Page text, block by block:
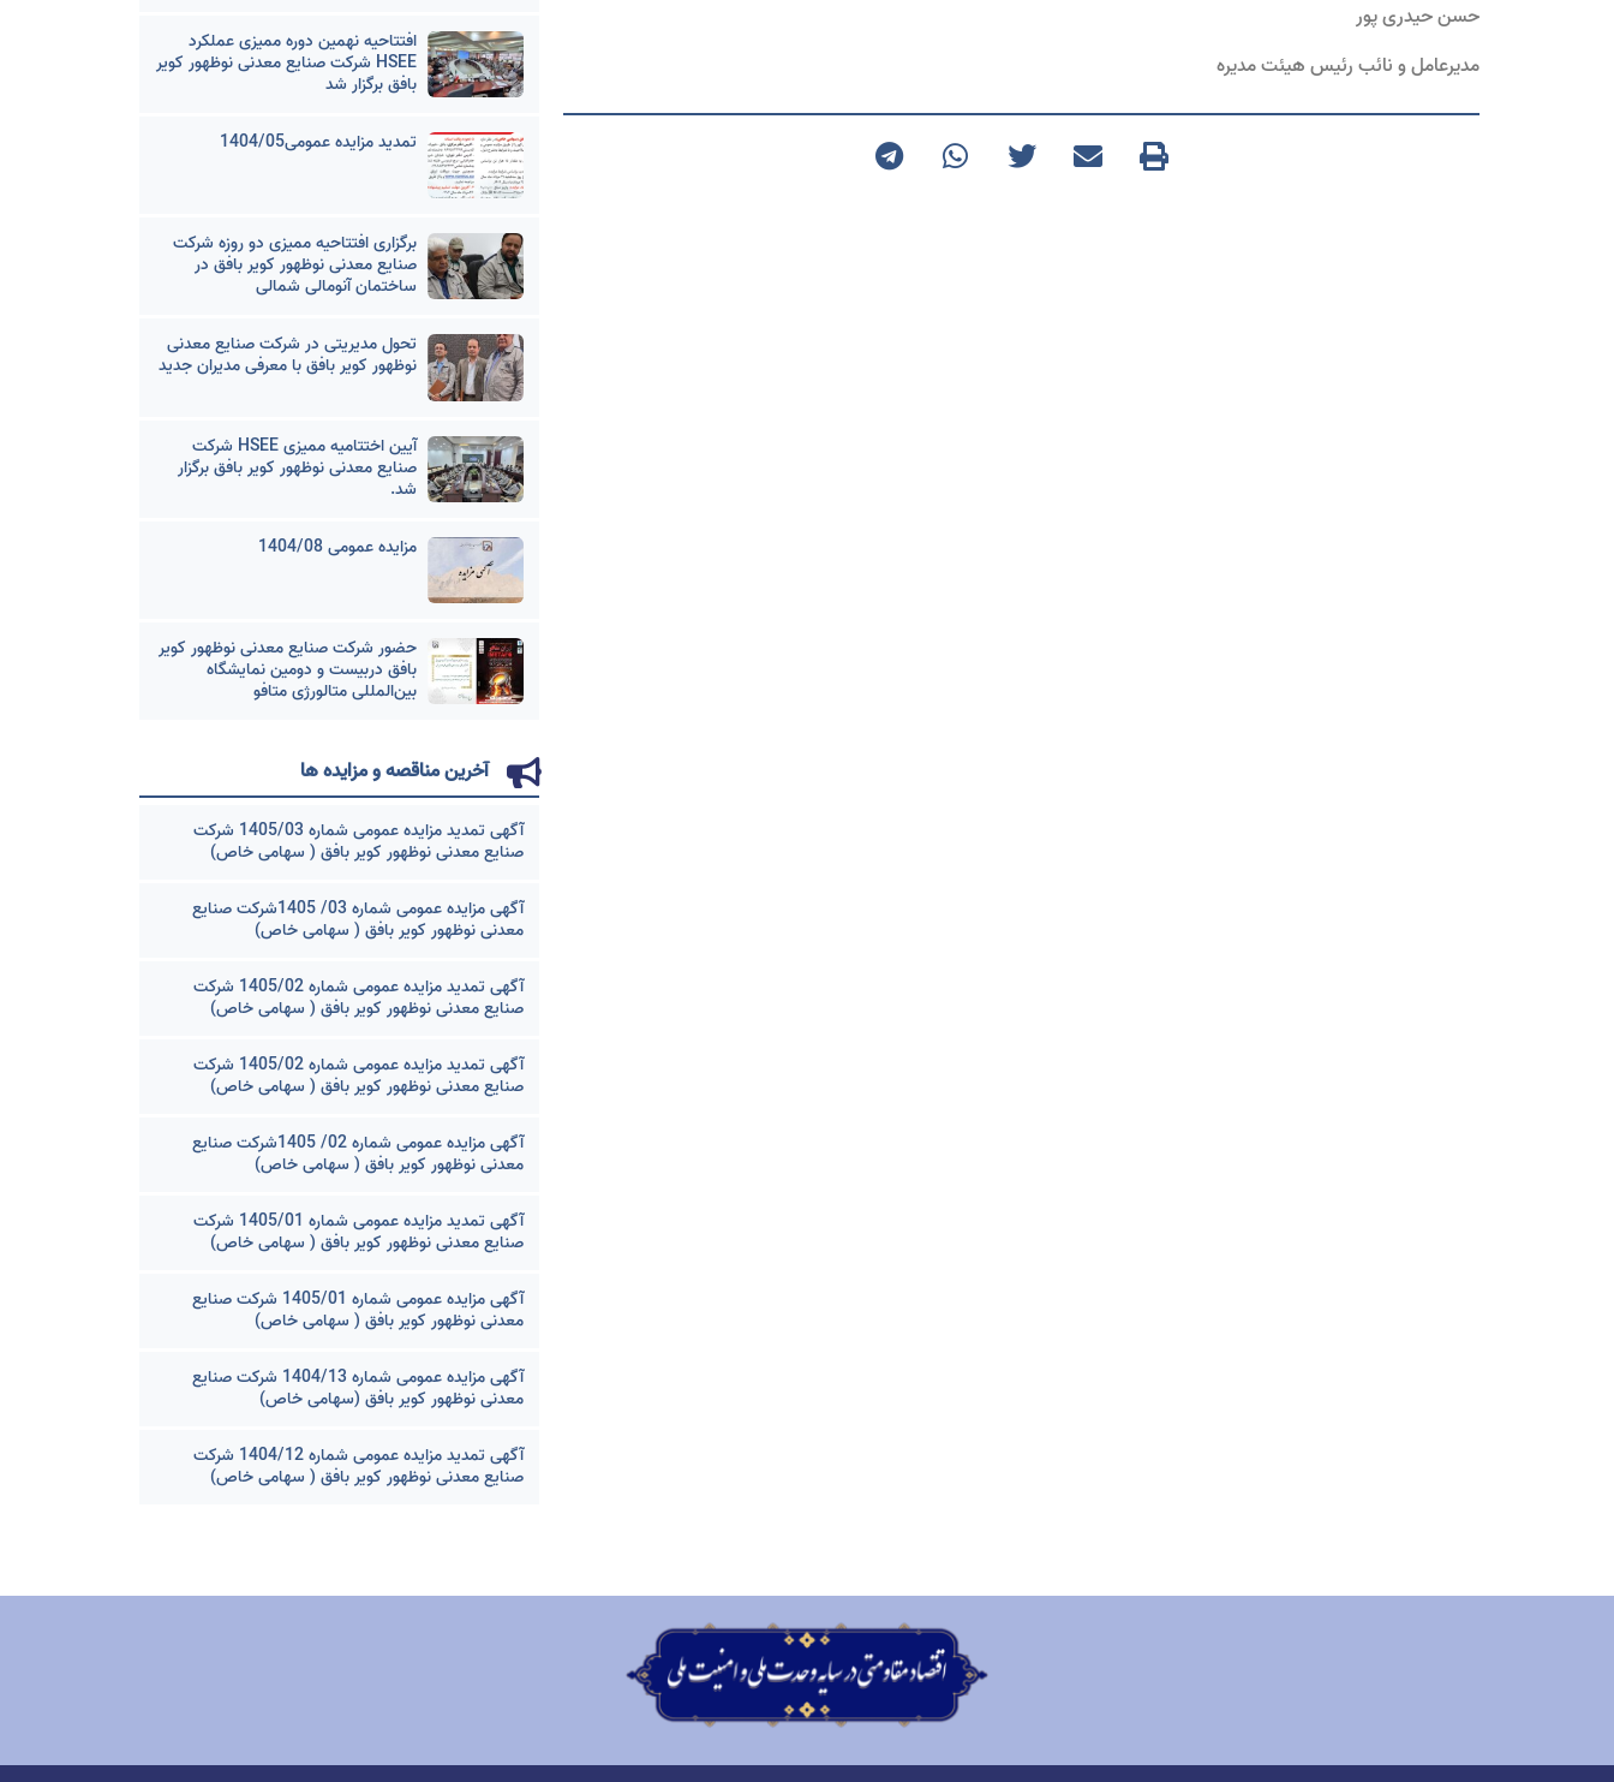
حسن حیدری پور
مدیرعامل و نائب رئیس هیئت مدیره
افتتاحیه نهمین دوره ممیزی عملکرد
HSEE شرکت صنایع معدنی نوظهور کویر
بافق برگزار شد
تمدید مزایده عمومی1404/05
برگزاری افتتاحیه ممیزی دو روزه شرکت
صنایع معدنی نوظهور کویر بافق در
ساختمان آنومالی شمالی
تحول مدیریتی در شرکت صنایع معدنی
نوظهور کویر بافق با معرفی مدیران جدید
آیین اختتامیه ممیزی HSEE شرکت
صنایع معدنی نوظهور کویر بافق برگزار
شد.
مزایده عمومی 1404/08
حضور شرکت صنایع معدنی نوظهور کویر
بافق دربیست و دومین نمایشگاه
بین‌المللی متالورژی متافو
آخرین مناقصه و مزایده ها
آگهی تمدید مزایده عمومی شماره 1405/03 شرکت
صنایع معدنی نوظهور کویر بافق ( سهامی خاص)
آگهی مزایده عمومی شماره 03/ 1405شرکت صنایع
معدنی نوظهور کویر بافق ( سهامی خاص)
آگهی تمدید مزایده عمومی شماره 1405/02 شرکت
صنایع معدنی نوظهور کویر بافق ( سهامی خاص)
آگهی تمدید مزایده عمومی شماره 1405/02 شرکت
صنایع معدنی نوظهور کویر بافق ( سهامی خاص)
آگهی مزایده عمومی شماره 02/ 1405شرکت صنایع
معدنی نوظهور کویر بافق ( سهامی خاص)
آگهی تمدید مزایده عمومی شماره 1405/01 شرکت
صنایع معدنی نوظهور کویر بافق ( سهامی خاص)
آگهی مزایده عمومی شماره 1405/01 شرکت صنایع
معدنی نوظهور کویر بافق ( سهامی خاص)
آگهی مزایده عمومی شماره 1404/13 شرکت صنایع
معدنی نوظهور کویر بافق (سهامی خاص)
آگهی تمدید مزایده عمومی شماره 1404/12 شرکت
صنایع معدنی نوظهور کویر بافق ( سهامی خاص)